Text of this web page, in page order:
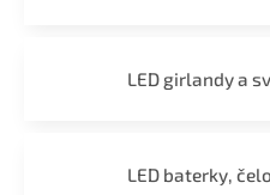
LED girlandy a
LED baterky,